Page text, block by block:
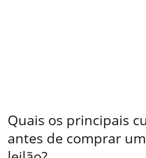
Quais os principais
antes de comprar